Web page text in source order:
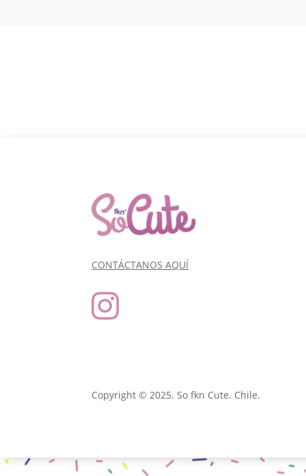
CONTÁCTANOS AQUÍ

Copyright © 2025. So fkn Cute. Chile.